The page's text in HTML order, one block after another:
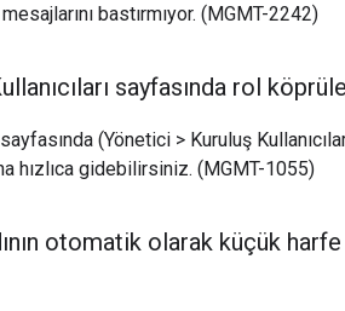
bastırmıyor. (MGMT-2242)
sayfasında rol
(Yönetici > Kuruluş
hızlıca gidebilirsiniz. (MGMT-1055)
otomatik olarak küçük